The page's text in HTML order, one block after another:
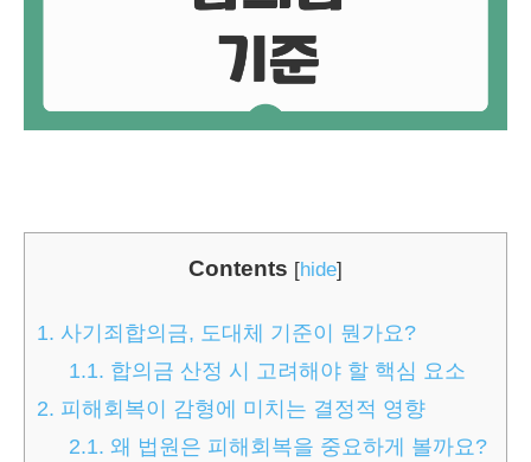
Contents [hide]
1. 사기죄합의금, 도대체 기준이 뭔가요?
1.1. 합의금 산정 시 고려해야 할 핵심 요소
2. 피해회복이 감형에 미치는 결정적 영향
2.1. 왜 법원은 피해회복을 중요하게 볼까요?